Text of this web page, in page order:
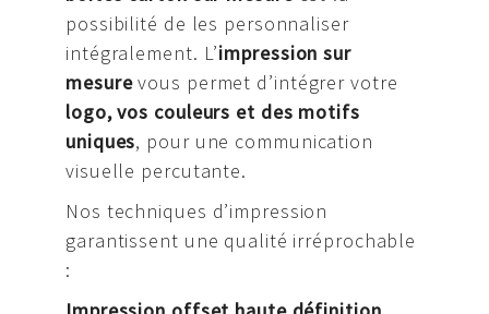
possibilité de les personnaliser
intégralement. L’impression sur
mesurevous permet d’intégrer votre
logo, vos couleurs et des motifs
uniques, pour une communication
visuelle percutante.
Nos techniques d’impression
garantissent une qualité irréprochable
: